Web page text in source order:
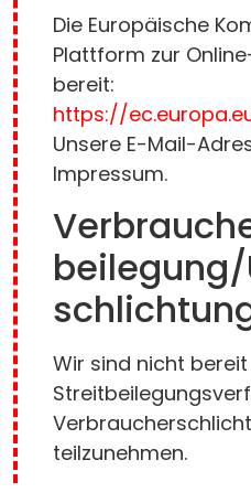
Die Europäische
Plattform zur
bereit:
https://
Unsere E-Mail-
Impressum.
Wir sind nicht
teilzunehmen.